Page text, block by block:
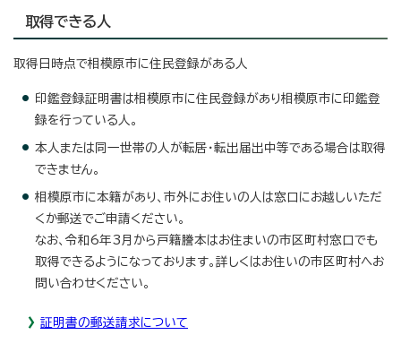
取得できる人
取得日時点で相模原市に住民登録がある人
印鑑登録証明書は相模原市に住民登録があり相模原市に印鑑登
録を行っている人。
本人または同一世帯の人が転居・転出届出中等である場合は取得
できません。
相模原市に本籍があり、市外にお住いの人は窓口にお越しいただ
くか郵送でご申請ください。
なお、令和6年3月から戸籍謄本はお住まいの市区町村窓口でも
取得できるようになっております。詳しくはお住いの市区町村へお
問い合わせください。
証明書の郵送請求について